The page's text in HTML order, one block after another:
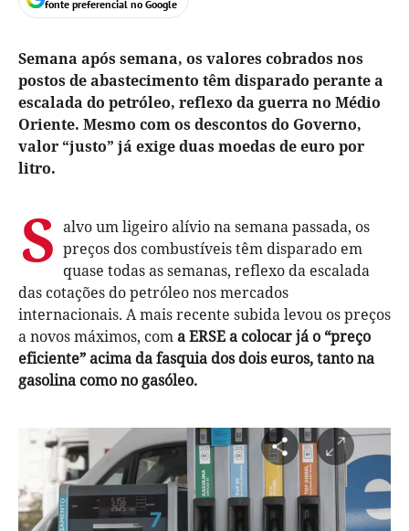
fonte preferencial no Google
Semana após semana, os valores cobrados nos
postos de abastecimento têm disparado perante a
escalada do petróleo, reflexo da guerra no Médio
Oriente. Mesmo com os descontos do Governo,
valor “justo” já exige duas moedas de euro por
litro.
S alvo um ligeiro alívio na semana passada, os
preços dos combustíveis têm disparado em
quase todas as semanas, reflexo da escalada
das cotações do petróleo nos mercados
internacionais. A mais recente subida levou os preços
a novos máximos, coma ERSE a colocar já o “preço
eficiente” acima da fasquia dos dois euros, tanto na
gasolina como no gasóleo.